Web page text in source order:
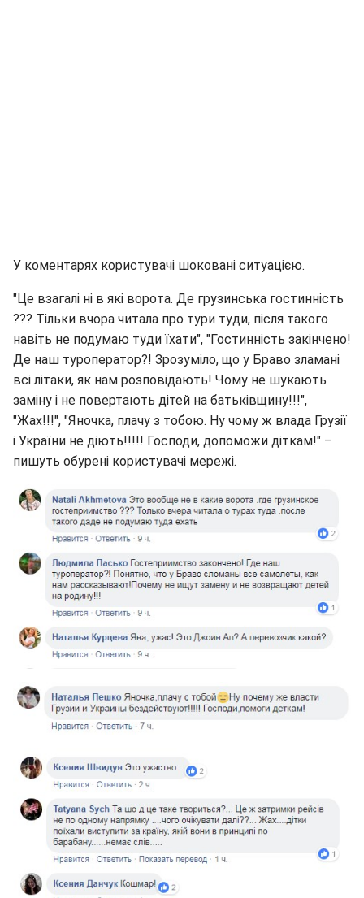
У коментарях користувачі шоковані ситуацією.
"Це взагалі ні в які ворота. Де грузинська гостинність
??? Тільки вчора читала про тури туди, після такого
навіть не подумаю туди їхати", "Гостинність закінчено!
Де наш туроператор?! Зрозуміло, що у Браво зламані
всі літаки, як нам розповідають! Чому не шукають
заміну і не повертають дітей на батьківщину!!!",
"Жах!!!", "Яночка, плачу з тобою. Ну чому ж влада Грузії
і України не діють!!!!! Господи, допоможи діткам!" –
пишуть обурені користувачі мережі.